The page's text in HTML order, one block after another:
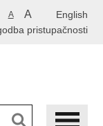
English
A A
pristupačnosti